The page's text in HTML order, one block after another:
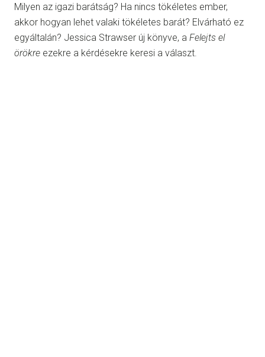
Milyen az igazi barátság? Ha nincs tökéletes ember,
akkor hogyan lehet valaki tökéletes barát? Elvárható ez
egyáltalán? Jessica Strawser új könyve, a Felejts el
örökre ezekre a kérdésekre keresi a választ.